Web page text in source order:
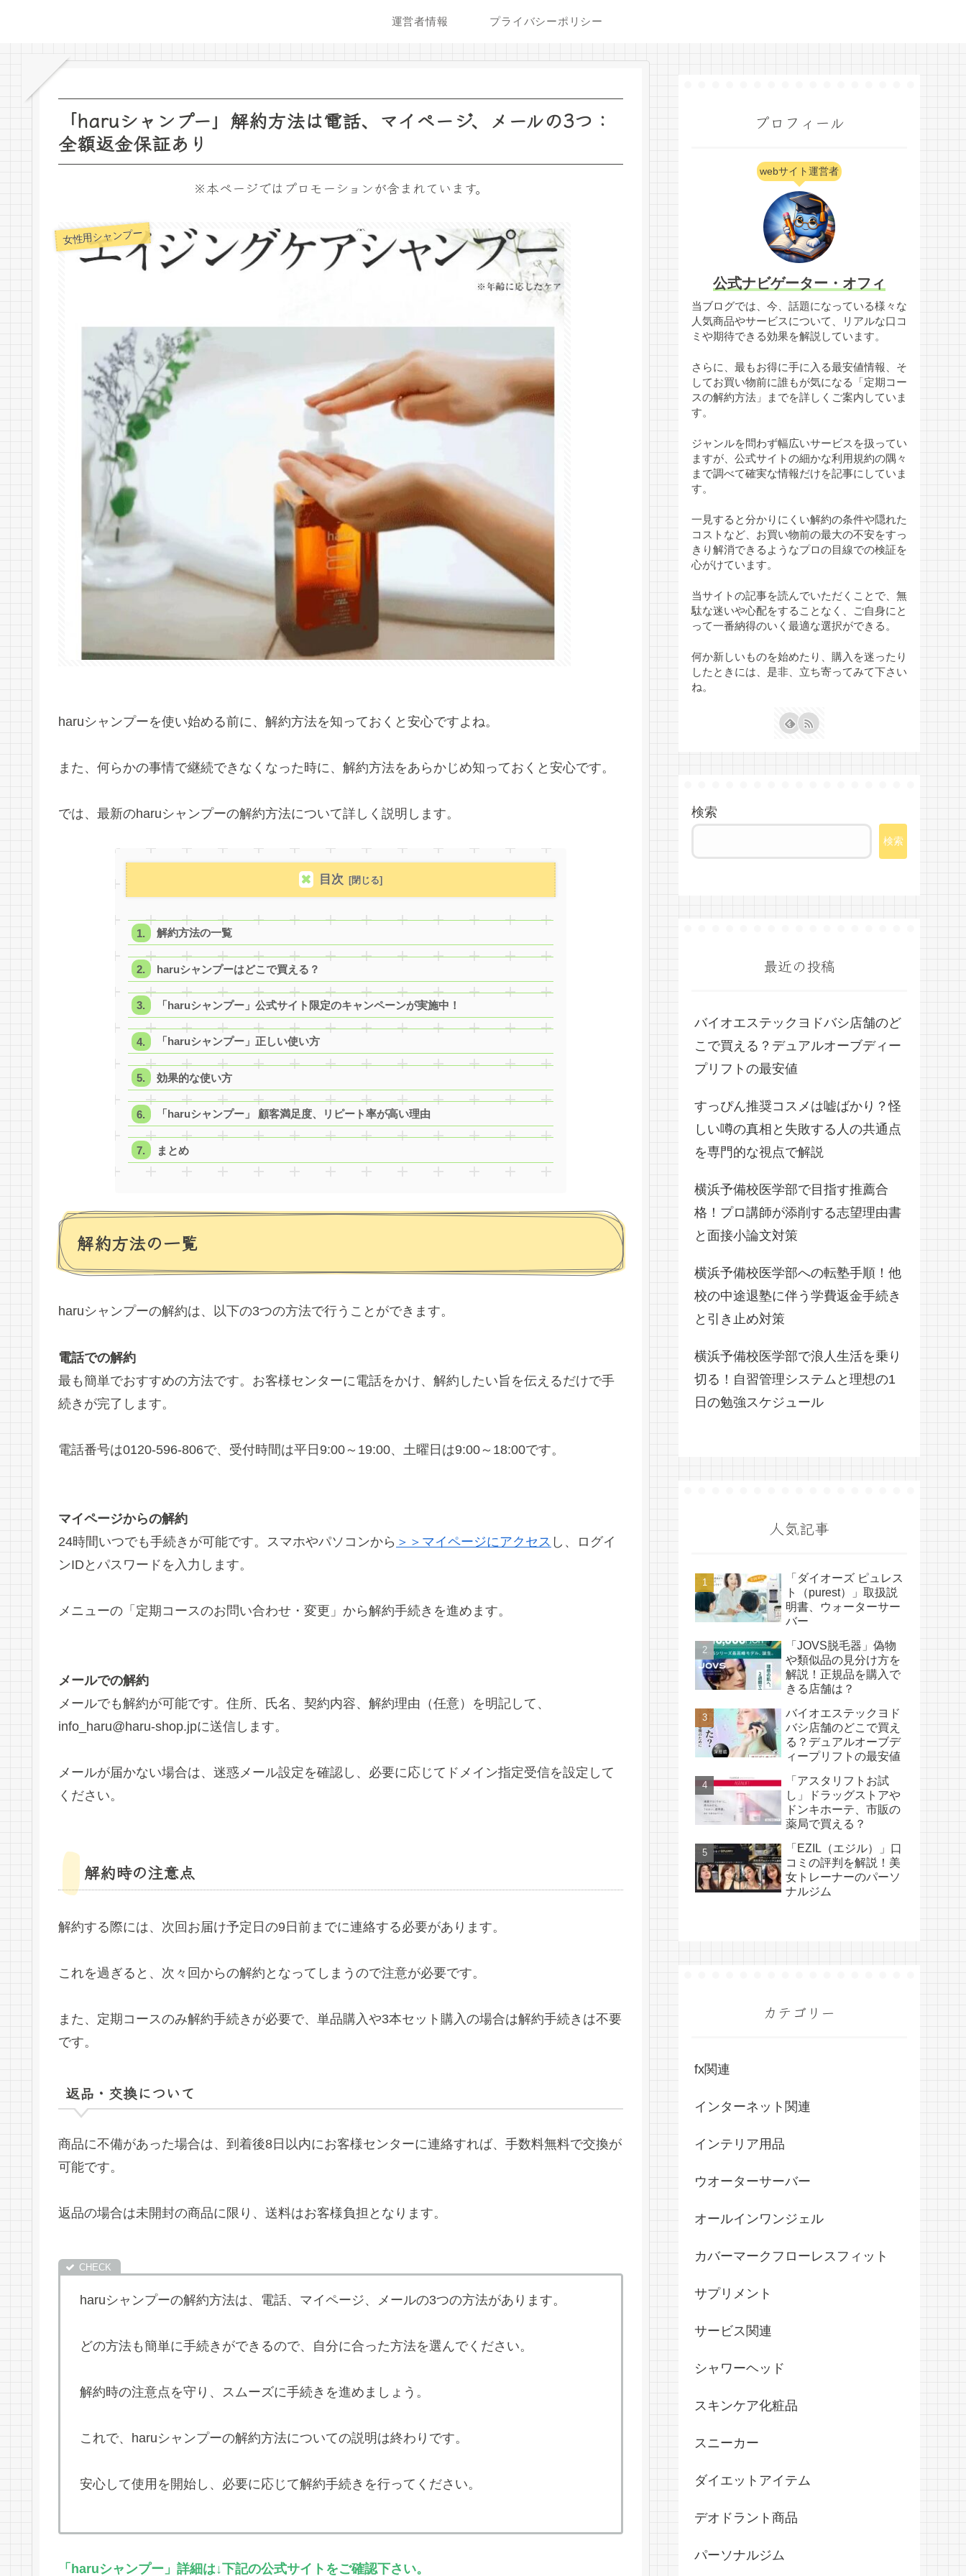
運営者情報 プライバシーポリシー
「haruシャンプー」解約方法は電話、マイページ、メールの3つ：
全額返金保証あり
※本ページではプロモーションが含まれています。
女性用シャンプー
haruシャンプーを使い始める前に、解約方法を知っておくと安心ですよね。
また、何らかの事情で継続できなくなった時に、解約方法をあらかじめ知っておくと安心です。
では、最新のharuシャンプーの解約方法について詳しく説明します。
目次
解約方法の一覧
haruシャンプーはどこで買える？
「haruシャンプー」公式サイト限定のキャンペーンが実施中！
「haruシャンプー」正しい使い方
効果的な使い方
「haruシャンプー」 顧客満足度、リピート率が高い理由
まとめ
解約方法の一覧
haruシャンプーの解約は、以下の3つの方法で行うことができます。
電話での解約
最も簡単でおすすめの方法です。お客様センターに電話をかけ、解約したい旨を伝えるだけで手
続きが完了します。
電話番号は0120-596-806で、受付時間は平日9:00～19:00、土曜日は9:00～18:00です。
マイページからの解約
24時間いつでも手続きが可能です。スマホやパソコンから ＞＞マイページにアクセス し、ログイ
ンIDとパスワードを入力します。
メニューの「定期コースのお問い合わせ・変更」から解約手続きを進めます。
メールでの解約
メールでも解約が可能です。住所、氏名、契約内容、解約理由（任意）を明記して、
info_haru@haru-shop.jpに送信します。
メールが届かない場合は、迷惑メール設定を確認し、必要に応じてドメイン指定受信を設定して
ください。
解約時の注意点
解約する際には、次回お届け予定日の9日前までに連絡する必要があります。
これを過ぎると、次々回からの解約となってしまうので注意が必要です。
また、定期コースのみ解約手続きが必要で、単品購入や3本セット購入の場合は解約手続きは不要
です。
返品・交換について
商品に不備があった場合は、到着後8日以内にお客様センターに連絡すれば、手数料無料で交換が
可能です。
返品の場合は未開封の商品に限り、送料はお客様負担となります。
haruシャンプーの解約方法は、電話、マイページ、メールの3つの方法があります。
どの方法も簡単に手続きができるので、自分に合った方法を選んでください。
解約時の注意点を守り、スムーズに手続きを進めましょう。
これで、haruシャンプーの解約方法についての説明は終わりです。
安心して使用を開始し、必要に応じて解約手続きを行ってください。
「haruシャンプー」詳細は↓下記の公式サイトをご確認下さい。
プロフィール
webサイト運営者
公式ナビゲーター・オフィ
当ブログでは、今、話題になっている様々な
人気商品やサービスについて、リアルな口コ
ミや期待できる効果を解説しています。
さらに、最もお得に手に入る最安値情報、そ
してお買い物前に誰もが気になる「定期コー
スの解約方法」までを詳しくご案内していま
す。
ジャンルを問わず幅広いサービスを扱ってい
ますが、公式サイトの細かな利用規約の隅々
まで調べて確実な情報だけを記事にしていま
す。
一見すると分かりにくい解約の条件や隠れた
コストなど、お買い物前の最大の不安をすっ
きり解消できるようなプロの目線での検証を
心がけています。
当サイトの記事を読んでいただくことで、無
駄な迷いや心配をすることなく、ご自身にと
って一番納得のいく最適な選択ができる。
何か新しいものを始めたり、購入を迷ったり
したときには、是非、立ち寄ってみて下さい
ね。
検索
検索
最近の投稿
バイオエステックヨドバシ店舗のど
こで買える？デュアルオーブディー
プリフトの最安値
すっぴん推奨コスメは嘘ばかり？怪
しい噂の真相と失敗する人の共通点
を専門的な視点で解説
横浜予備校医学部で目指す推薦合
格！プロ講師が添削する志望理由書
と面接小論文対策
横浜予備校医学部への転塾手順！他
校の中途退塾に伴う学費返金手続き
と引き止め対策
横浜予備校医学部で浪人生活を乗り
切る！自習管理システムと理想の1
日の勉強スケジュール
人気記事
「ダイオーズ ピュレス
ト（purest）」取扱説
明書、ウォーターサー
バー
「JOVS脱毛器」偽物
や類似品の見分け方を
解説！正規品を購入で
きる店舗は？
バイオエステックヨド
バシ店舗のどこで買え
る？デュアルオーブデ
ィープリフトの最安値
「アスタリフトお試
し」ドラッグストアや
ドンキホーテ、市販の
薬局で買える？
「EZIL（エジル）」口
コミの評判を解説！美
女トレーナーのパーソ
ナルジム
カテゴリー
fx関連
インターネット関連
インテリア用品
ウオーターサーバー
オールインワンジェル
カバーマークフローレスフィット
サプリメント
サービス関連
シャワーヘッド
スキンケア化粧品
スニーカー
ダイエットアイテム
デオドラント商品
パーソナルジム